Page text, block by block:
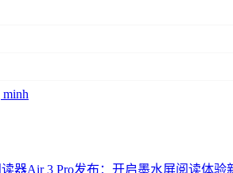
minh
读器Air 3 Pro发布：开启墨水屏阅读体验